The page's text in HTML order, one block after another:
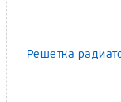
Решетка